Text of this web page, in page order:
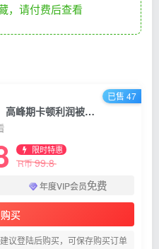
，请付费后查看
做直播亏钱的真相资金过平台、高峰期卡顿利润被抽干 私域直播核心痛点解析
限时特惠
R币99.8
年度VIP会员免费
买
议登陆后购买，可保存购买订单
已售 47